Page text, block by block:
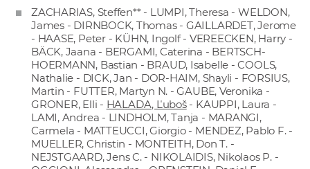
ZACHARIAS, Steffen** - LUMPI, Theresa - WELDON,
James - DIRNBOCK, Thomas - GAILLARDET, Jerome
- HAASE, Peter - KÜHN, Ingolf - VEREECKEN, Harry -
BÄCK, Jaana - BERGAMI, Caterina - BERTSCH-
HOERMANN, Bastian - BRAUD, Isabelle - COOLS,
Nathalie - DICK, Jan - DOR-HAIM, Shayli - FORSIUS,
Martin - FUTTER, Martyn N. - GAUBE, Veronika -
GRONER, Elli - HALADA, Ľuboš- KAUPPI, Laura -
LAMI, Andrea - LINDHOLM, Tanja - MARANGI,
Carmela - MATTEUCCI, Giorgio - MENDEZ, Pablo F. -
MUELLER, Christin - MONTEITH, Don T. -
NEJSTGAARD, Jens C. - NIKOLAIDIS, Nikolaos P. -